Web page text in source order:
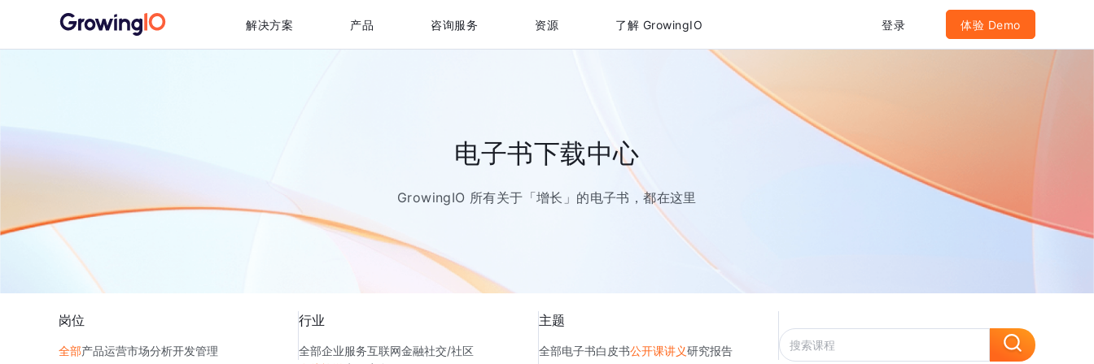
解决方案 产品 咨询服务 资源 了解 GrowingIO 登录 体验 Demo
电子书下载中心
GrowingIO 所有关于「增长」的电子书，都在这里
岗位
全部产品运营市场分析开发管理
行业
全部企业服务互联网金融社交/社区
主题
全部电子书白皮书公开课讲义研究报告